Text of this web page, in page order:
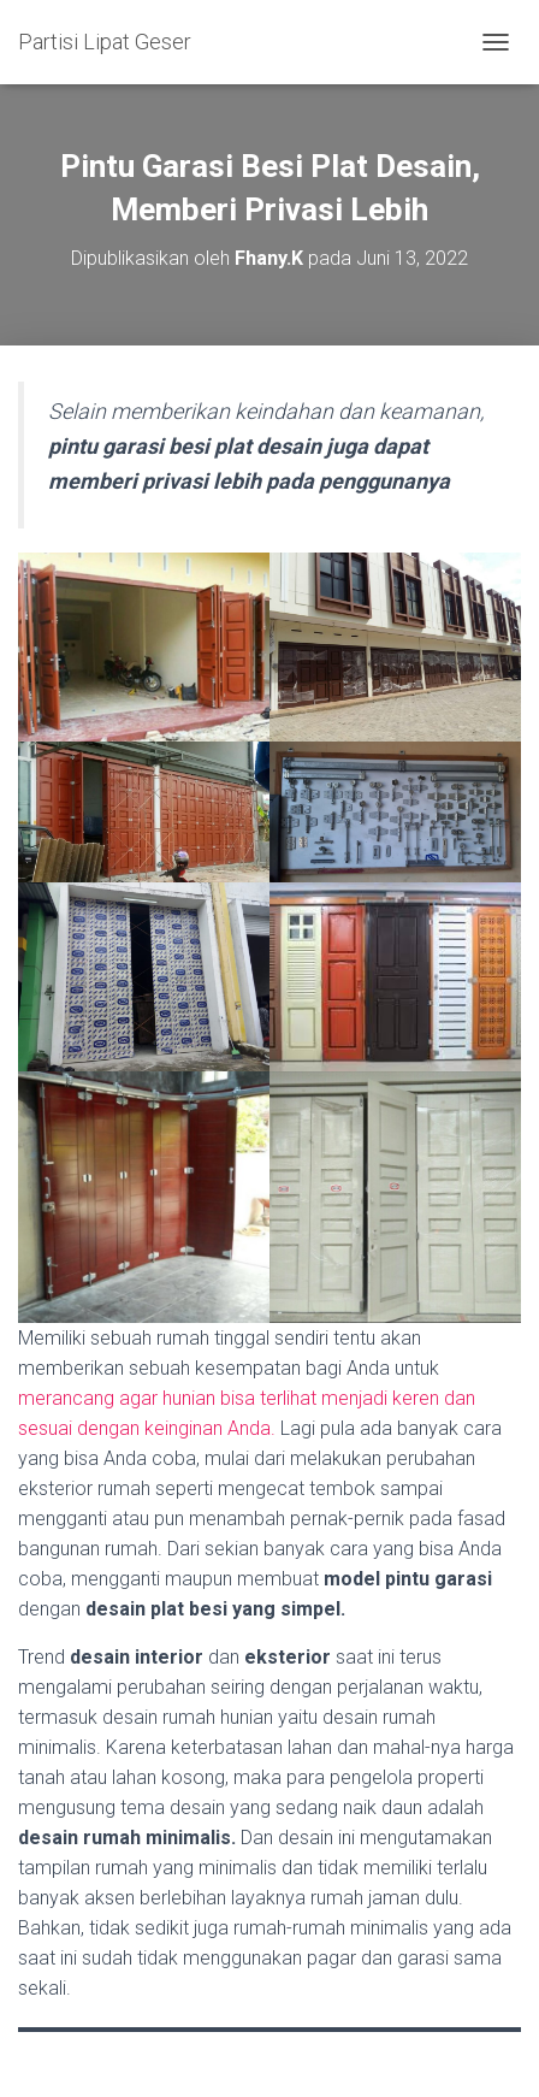
Partisi Lipat Geser
O
Pintu Garasi Besi Plat Desain,
Memberi Privasi Lebih
Dipublikasikan oleh Fhany.K pada Juni 13, 2022
Selain memberikan keindahan dan keamanan,
pintu garasi besi plat desain juga dapat
memberi privasi lebih pada penggunanya
Memiliki sebuah rumah tinggal sendiri tentu akan
memberikan sebuah kesempatan bagi Anda untuk
merancang agar hunian bisa terlihat menjadi keren dan
sesuai dengan keinginan Anda. Lagi pula ada banyak cara
yang bisa Anda coba, mulai dari melakukan perubahan
eksterior rumah seperti mengecat tembok sampai
mengganti atau pun menambah pernak-pernik pada fasad
bangunan rumah. Dari sekian banyak cara yang bisa Anda
coba, mengganti maupun membuat model pintu garasi
dengan desain plat besi yang simpel.
Trend desain interior dan eksterior saat ini terus
mengalami perubahan seiring dengan perjalanan waktu,
termasuk desain rumah hunian yaitu desain rumah
minimalis. Karena keterbatasan lahan dan mahal-nya harga
tanah atau lahan kosong, maka para pengelola properti
mengusung tema desain yang sedang naik daun adalah
desain rumah minimalis. Dan desain ini mengutamakan
tampilan rumah yang minimalis dan tidak memiliki terlalu
banyak aksen berlebihan layaknya rumah jaman dulu.
Bahkan, tidak sedikit juga rumah-rumah minimalis yang ada
saat ini sudah tidak menggunakan pagar dan garasi sama
sekali.